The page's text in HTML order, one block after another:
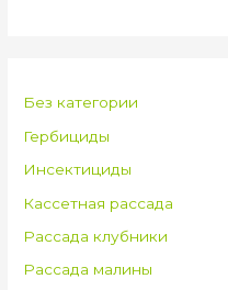
Без категории
Гербициды
Инсектициды
Кассетная рассада
Рассада клубники
Рассада малины